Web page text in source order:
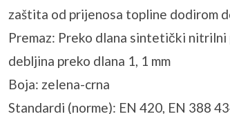
zaštita od prijenosa topline dodirom
Premaz: Preko dlana sintetički
debljina preko dlana 1, 1 mm
Boja: zelena-crna
Standardi (norme): EN 420, EN 388